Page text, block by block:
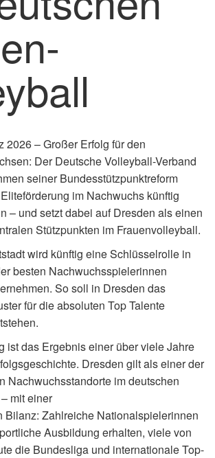
2026 – Großer Erfolg für den
Der Deutsche Volleyball-Verband
seiner Bundesstützpunktreform
im Nachwuchs künftig
– und setzt dabei auf Dresden als einen
Stützpunkten im Frauenvolleyball.
wird künftig eine Schlüsselrolle in
besten Nachwuchsspielerinnen
So soll in Dresden das
für die absoluten Top Talente
ist das Ergebnis einer über viele Jahre
Dresden gilt als einer der
Nachwuchsstandorte im deutschen
mit einer
Bilanz: Zahlreiche Nationalspielerinnen
Ausbildung erhalten, viele von
die Bundesliga und internationale Top-